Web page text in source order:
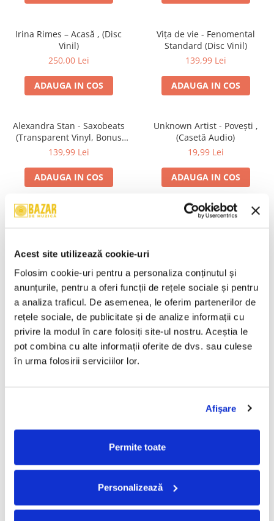
Acest site utilizează cookie-uri
Folosim cookie-uri pentru a personaliza conținutul și
anunțurile, pentru a oferi funcții de rețele sociale și pentru
a analiza traficul. De asemenea, le oferim partenerilor de
rețele sociale, de publicitate și de analize informații cu
privire la modul în care folosiți site-ul nostru. Aceștia le
pot combina cu alte informații oferite de dvs. sau culese
în urma folosirii serviciilor lor.
Afişare
Permite toate
Personalizează
Irina Rimes – Acasă , (Disc
Vinil)
250,00 Lei
ADAUGA IN COS
Vița de vie - Fenomental
Standard (Disc Vinil)
139,99 Lei
ADAUGA IN COS
Alexandra Stan - Saxobeats
(Transparent Vinyl, Bonus
Tracks) ) (Disc Vinil)
139,99 Lei
ADAUGA IN COS
Unknown Artist - Povești ,
(Casetă Audio)
19,99 Lei
ADAUGA IN COS
Genesis - We Can't Dance,
ADAUGA IN COS
R.E.M. - Monster , (CD)
ADAUGA IN COS
Mădălina Manole - Dulce De
Tot, (CD)
99,99 Lei
ADAUGA IN COS
Taraful de la Vărbilău –
Povestea de la Vărbilău – -
Electrecord, (Disc Vinil)
189,00 Lei
Aniversara) (Disc Vinil)
150,00 Lei
Partizan - Am Cu Ce (Disc
Vinil)
Iris - II (Disc Vinil)
100,00 Lei